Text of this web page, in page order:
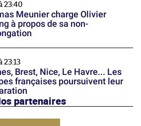
23:40
Meunier charge Olivier
à propos de sa non-
23:13
Brest, Nice, Le Havre... Les
françaises poursuivent leur
partenaires